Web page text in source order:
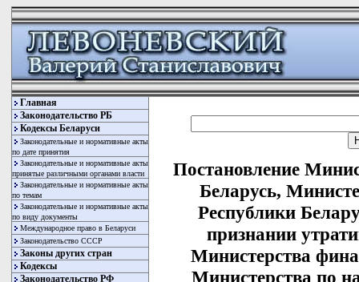
Главная
Законодательство РБ
Кодексы Беларуси
Законодательные и нормативные акты
по дате принятия
Законодательные и нормативные акты
принятые различными органами власти
Законодательные и нормативные акты
по темам
Законодательные и нормативные акты
по виду документы
Международное право в Беларуси
Законодательство СССР
Законы других стран
Кодексы
Законодательство РФ
Постановление
Беларусь,
Республики
признании
Министерства
Министерства по